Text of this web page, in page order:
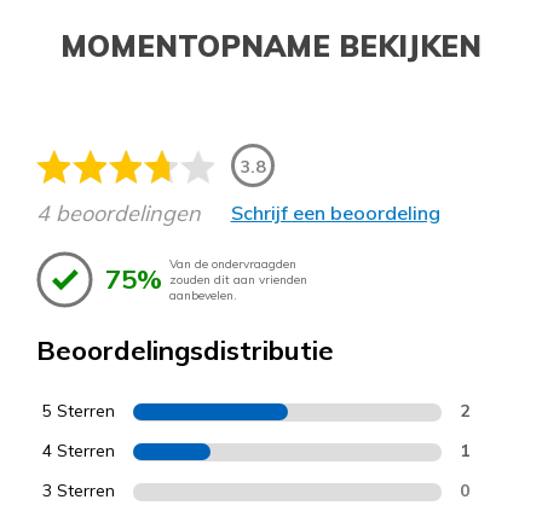
MOMENTOPNAME BEKIJKEN
3.8
4 beoordelingen Schrijf een beoordeling
75% Van de ondervraagden
zouden dit aan vrienden
aanbevelen.
Beoordelingsdistributie
5 Sterren 2
4 Sterren 1
3 Sterren 0